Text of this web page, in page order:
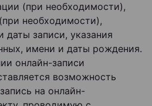
(при необходимости),
необходимости),
даты записи, указания
имени и даты рождения.
онлайн-записи
возможность
на онлайн-